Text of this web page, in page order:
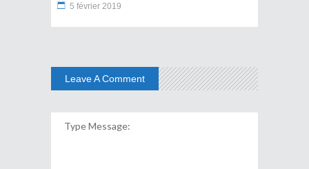
5 février 2019
Leave A Comment